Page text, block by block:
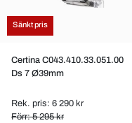
Sänkt pris
Certina C043.410.33.051.00
Ds 7 Ø39mm
Rek. pris: 6 290 kr
Förr: 5 295 kr